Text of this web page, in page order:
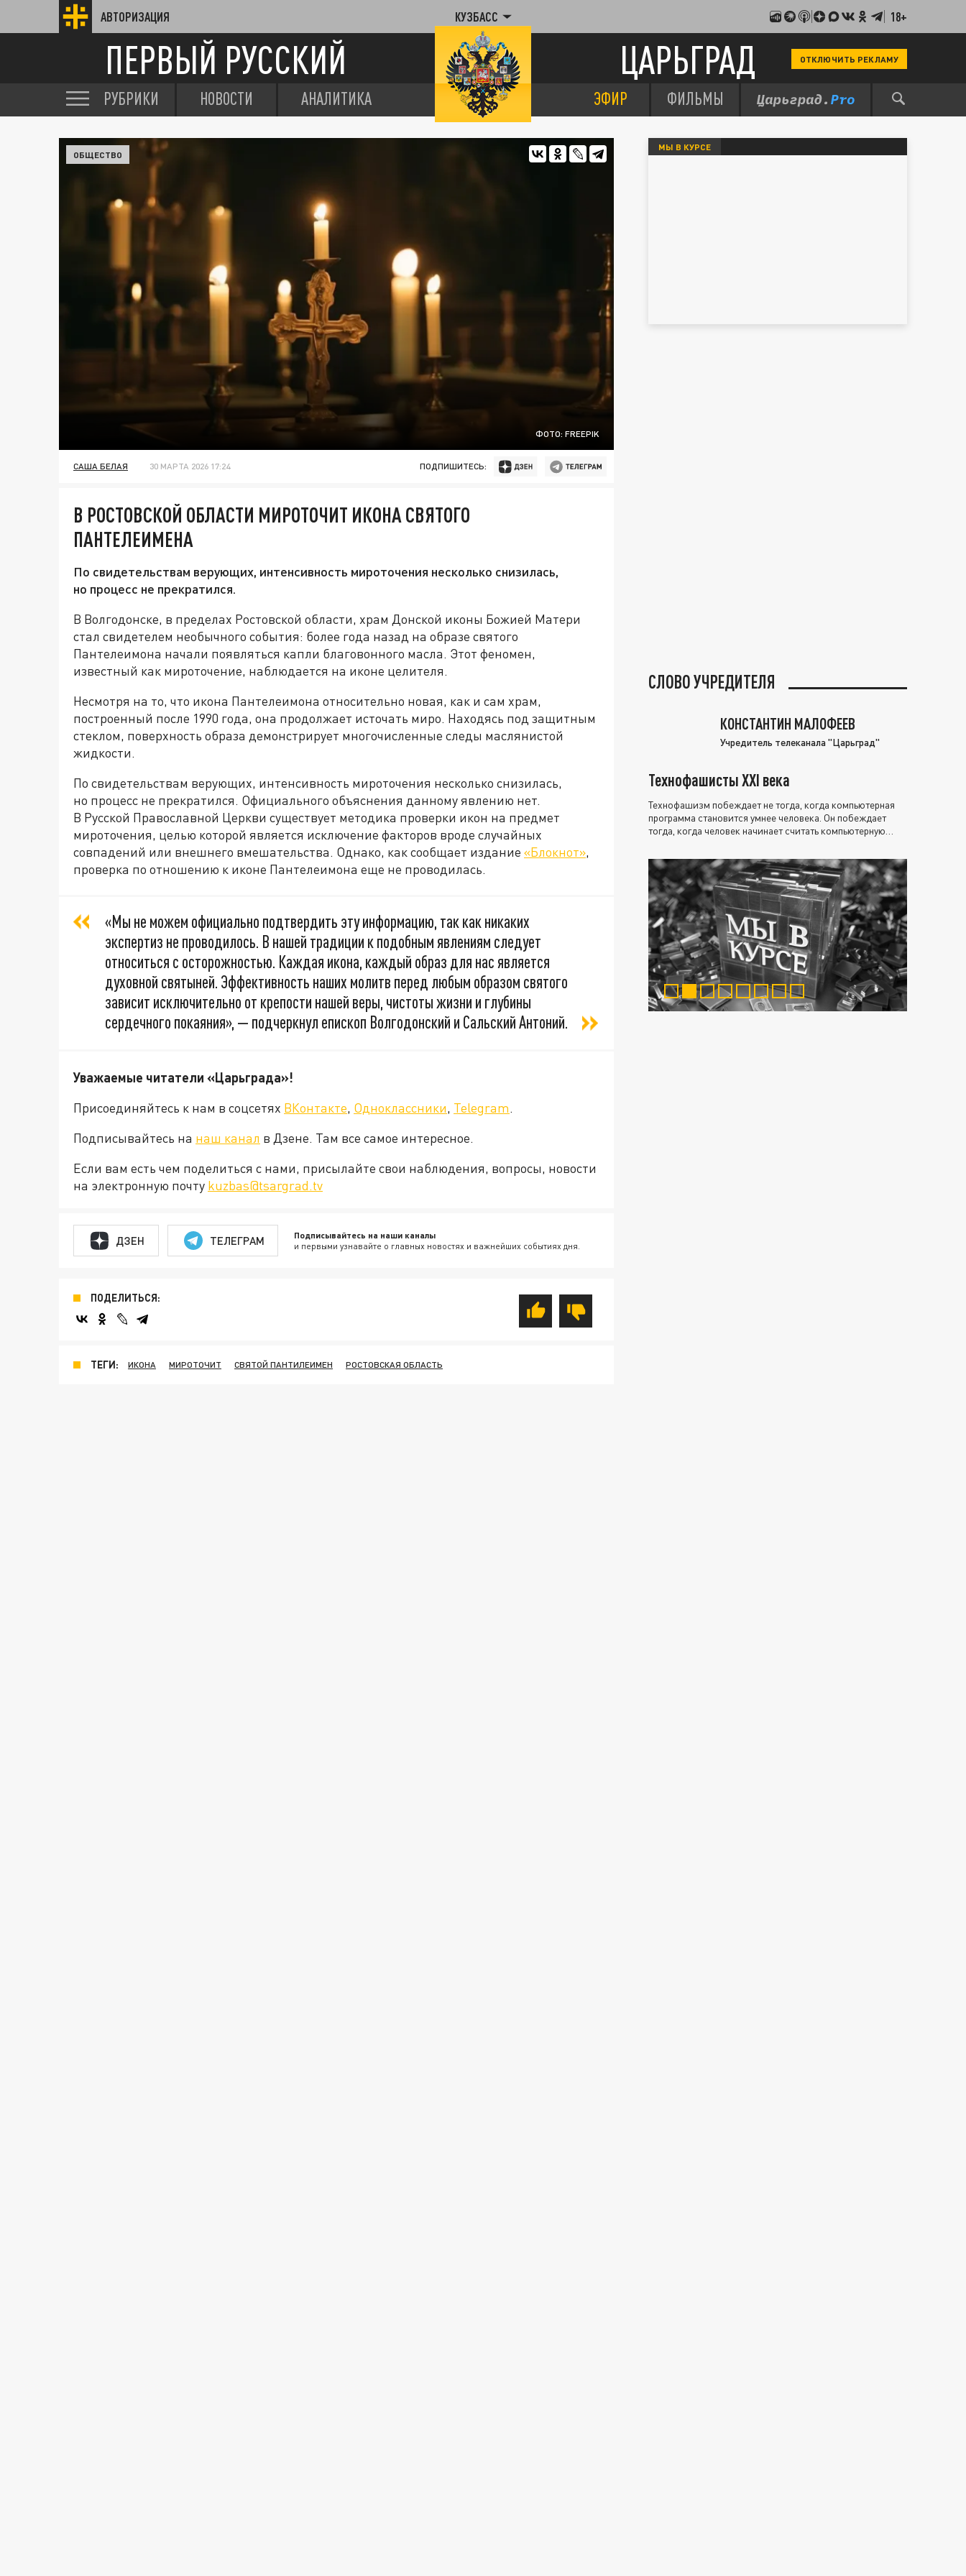
АВТОРИЗАЦИЯ КУЗБАСС 18+
ПЕРВЫЙ РУССКИЙ ЦАРЬГРАД ОТКЛЮЧИТЬ РЕКЛАМУ
РУБРИКИ НОВОСТИ АНАЛИТИКА ЭФИР ФИЛЬМЫ
ФОТО: FREEPIK
ОБЩЕСТВО
САША БЕЛАЯ 30 МАРТА 2026 17:24 ПОДПИШИТЕСЬ:
В РОСТОВСКОЙ ОБЛАСТИ МИРОТОЧИТ ИКОНА СВЯТОГО
ПАНТЕЛЕИМЕНА
По свидетельствам верующих, интенсивность мироточения несколько снизилась,
но процесс не прекратился.
В Волгодонске, в пределах Ростовской области, храм Донской иконы Божией Матери
стал свидетелем необычного события: более года назад на образе святого
Пантелеимона начали появляться капли благовонного масла. Этот феномен,
известный как мироточение, наблюдается на иконе целителя.
Несмотря на то, что икона Пантелеимона относительно новая, как и сам храм,
построенный после 1990 года, она продолжает источать миро. Находясь под защитным
стеклом, поверхность образа демонстрирует многочисленные следы маслянистой
жидкости.
По свидетельствам верующих, интенсивность мироточения несколько снизилась,
но процесс не прекратился. Официального объяснения данному явлению нет.
В Русской Православной Церкви существует методика проверки икон на предмет
мироточения, целью которой является исключение факторов вроде случайных
совпадений или внешнего вмешательства. Однако, как сообщает издание «Блокнот»,
проверка по отношению к иконе Пантелеимона еще не проводилась.
«Мы не можем официально подтвердить эту информацию, так как никаких
экспертиз не проводилось. В нашей традиции к подобным явлениям следует
относиться с осторожностью. Каждая икона, каждый образ для нас является
духовной святыней. Эффективность наших молитв перед любым образом святого
зависит исключительно от крепости нашей веры, чистоты жизни и глубины
сердечного покаяния», — подчеркнул епископ Волгодонский и Сальский Антоний.
Уважаемые читатели «Царьграда»!
Присоединяйтесь к нам в соцсетях ВКонтакте, Одноклассники, Telegram.
Подписывайтесь на наш канал в Дзене. Там все самое интересное.
Если вам есть чем поделиться с нами, присылайте свои наблюдения, вопросы, новости
на электронную почту kuzbas@tsargrad.tv
ДЗЕН ТЕЛЕГРАМ Подписывайтесь на наши каналы
и первыми узнавайте о главных новостях и важнейших событиях дня.
ПОДЕЛИТЬСЯ:
ТЕГИ: ИКОНА МИРОТОЧИТ СВЯТОЙ ПАНТИЛЕИМЕН РОСТОВСКАЯ ОБЛАСТЬ
МЫ В КУРСЕ
СЛОВО УЧРЕДИТЕЛЯ
КОНСТАНТИН МАЛОФЕЕВ
Учредитель телеканала "Царьград"
Технофашисты XXI века
Технофашизм побеждает не тогда, когда компьютерная
программа становится умнее человека. Он побеждает
тогда, когда человек начинает считать компьютерную